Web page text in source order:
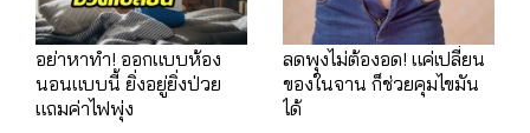
อย่าหาทำ! ออกแบบห้อง
นอนแบบนี้ ยิ่งอยู่ยิ่งป่วย
แถมค่าไฟพุ่ง
ลดพุงไม่ต้องอด! แค่เปลี่ยน
ของในจาน ก็ช่วยคุมไขมัน
ได้